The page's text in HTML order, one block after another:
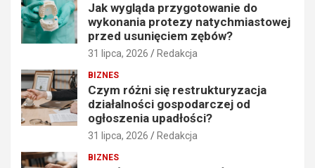
Jak wygląda przygotowanie do
wykonania protezy natychmiastowej
przed usunięciem zębów?
31 lipca, 2026 Redakcja
BIZNES
Czym różni się restrukturyzacja
działalności gospodarczej od
ogłoszenia upadłości?
31 lipca, 2026 Redakcja
BIZNES